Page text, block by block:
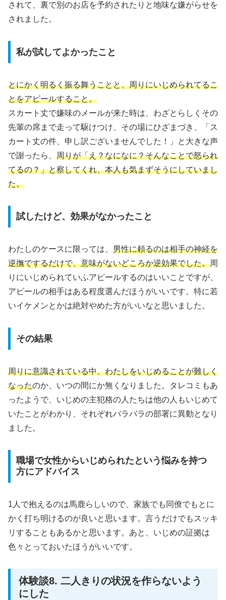
されて、裏で別のお店を予約されたりと地味な嫌がらせを
されました。
私が試してよかったこと
とにかく明るく振る舞うことと、周りにいじめられてるこ
とをアピールすること。
スカート丈で嫌味のメールが来た時は、わざとらしくその
先輩の席まで走って駆けつけ、その場にひざまづき、「ス
カート丈の件、申し訳ございませんでした！」と大きな声
で謝ったら、 周りが「え？なになに？そんなことで怒られ
てるの？」と察してくれ、本人も気まずそうにしていまし
た。
試したけど、効果がなかったこと
わたしのケースに限っては、 男性に頼るのは相手の神経を
逆撫でするだけで、意味がないどころか逆効果でした。周
りにいじめられていふアピールするのはいいことですが、
アピールの相手はある程度選んだほうがいいです。特に若
いイケメンとかは絶対やめた方がいいなと思いました。
その結果
周りに意識されている中、わたしをいじめることが難しく
なったのか、いつの間にか無くなりました。タレコミもあ
ったようで、いじめの主犯格の人たちは他の人もいじめて
いたことがわかり、それぞれバラバラの部署に異動となり
ました。
職場で女性からいじめられたという悩みを持つ
方にアドバイス
1人で抱えるのは馬鹿らしいので、家族でも同僚でもとに
かく打ち明けるのが良いと思います。言うだけでもスッキ
リすることもあるかと思います。あと、いじめの証拠は
色々とっておいたほうがいいです。
体験談8. 二人きりの状況を作らないよう
にした